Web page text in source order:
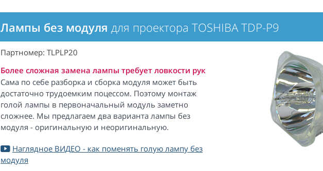
Лампы без модуля для проектора TOSHIBA TDP-P9
Партномер: TLPLP20
Более сложная замена лампы требует ловкости рук
Сама по себе разборка и сборка модуля может быть
достаточно трудоемким поцессом. Поэтому монтаж
голой лампы в первоначальный модуль заметно
сложнее. Мы предлагаем два варианта лампы без
модуля - оригинальную и неоригинальную.
Наглядное ВИДЕО - как поменять голую лампу без
модуля